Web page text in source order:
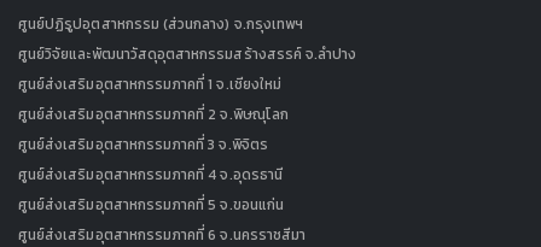
ศูนย์ปฏิรูปอุตสาหกรรม (ส่วนกลาง) จ.กรุงเทพฯ
ศูนย์วิจัยและพัฒนาวัสดุอุตสาหกรรมสร้างสรรค์ จ.ลำปาง
ศูนย์ส่งเสริมอุตสาหกรรมภาคที่ 1 จ.เชียงใหม่
ศูนย์ส่งเสริมอุตสาหกรรมภาคที่ 2 จ.พิษณุโลก
ศูนย์ส่งเสริมอุตสาหกรรมภาคที่ 3 จ.พิจิตร
ศูนย์ส่งเสริมอุตสาหกรรมภาคที่ 4 จ.อุดรธานี
ศูนย์ส่งเสริมอุตสาหกรรมภาคที่ 5 จ.ขอนแก่น
ศูนย์ส่งเสริมอุตสาหกรรมภาคที่ 6 จ.นครราชสีมา